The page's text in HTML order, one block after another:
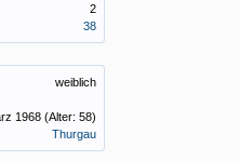
2
38
weiblich
1968 (Alter: 58)
Thurgau